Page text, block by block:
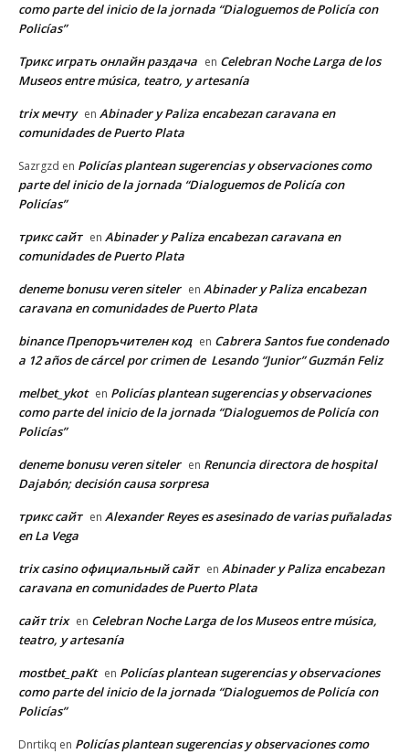
como parte del inicio de la jornada “Dialoguemos de Policía con
Policías”
Трикс играть онлайн раздача en Celebran Noche Larga de los
Museos entre música, teatro, y artesanía
trix мечту en Abinader y Paliza encabezan caravana en
comunidades de Puerto Plata
Sazrgzd en Policías plantean sugerencias y observaciones como
parte del inicio de la jornada “Dialoguemos de Policía con
Policías”
трикс сайт en Abinader y Paliza encabezan caravana en
comunidades de Puerto Plata
deneme bonusu veren siteler en Abinader y Paliza encabezan
caravana en comunidades de Puerto Plata
binance Препоръчителен код en Cabrera Santos fue condenado
a 12 años de cárcel por crimen de Lesando “Junior” Guzmán Feliz
melbet_ykot en Policías plantean sugerencias y observaciones
como parte del inicio de la jornada “Dialoguemos de Policía con
Policías”
deneme bonusu veren siteler en Renuncia directora de hospital
Dajabón; decisión causa sorpresa
трикс сайт en Alexander Reyes es asesinado de varias puñaladas
en La Vega
trix casino официальный сайт en Abinader y Paliza encabezan
caravana en comunidades de Puerto Plata
сайт trix en Celebran Noche Larga de los Museos entre música,
teatro, y artesanía
mostbet_paKt en Policías plantean sugerencias y observaciones
como parte del inicio de la jornada “Dialoguemos de Policía con
Policías”
Dnrtikq en Policías plantean sugerencias y observaciones como